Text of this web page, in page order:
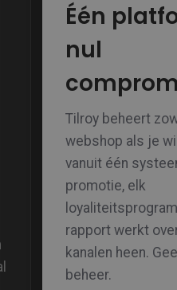
Één
nul
Tilroy beheert
webshop als je
vanuit één
promotie, elk
rapport werkt
kanalen heen.
beheer.